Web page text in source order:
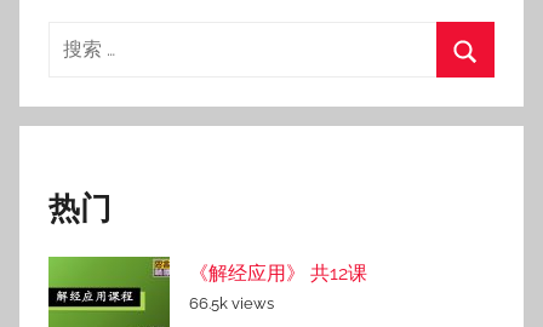
搜
索
热门
《解经应用》 共12课
66.5k views